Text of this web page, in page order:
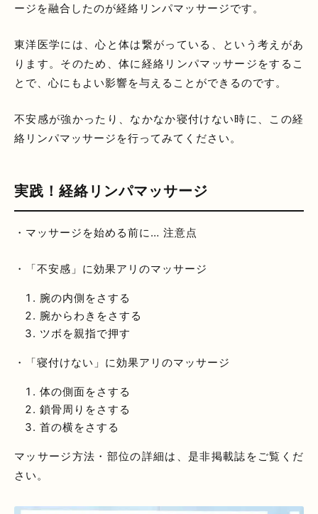
ージを融合したのが経絡リンパマッサージです。
東洋医学には、心と体は繋がっている、という考えがあ
ります。そのため、体に経絡リンパマッサージをするこ
とで、心にもよい影響を与えることができるのです。
不安感が強かったり、なかなか寝付けない時に、この経
絡リンパマッサージを行ってみてください。
実践！経絡リンパマッサージ
・マッサージを始める前に… 注意点
・「不安感」に効果アリのマッサージ
腕の内側をさする
腕からわきをさする
ツボを親指で押す
・「寝付けない」に効果アリのマッサージ
体の側面をさする
鎖骨周りをさする
首の横をさする
マッサージ方法・部位の詳細は、是非掲載誌をご覧くだ
さい。